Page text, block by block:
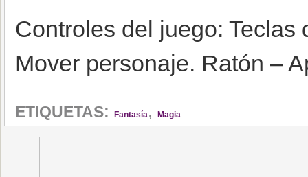
Controles del juego: Teclas
Mover personaje. Ratón –
ETIQUETAS: Fantasía, Magia